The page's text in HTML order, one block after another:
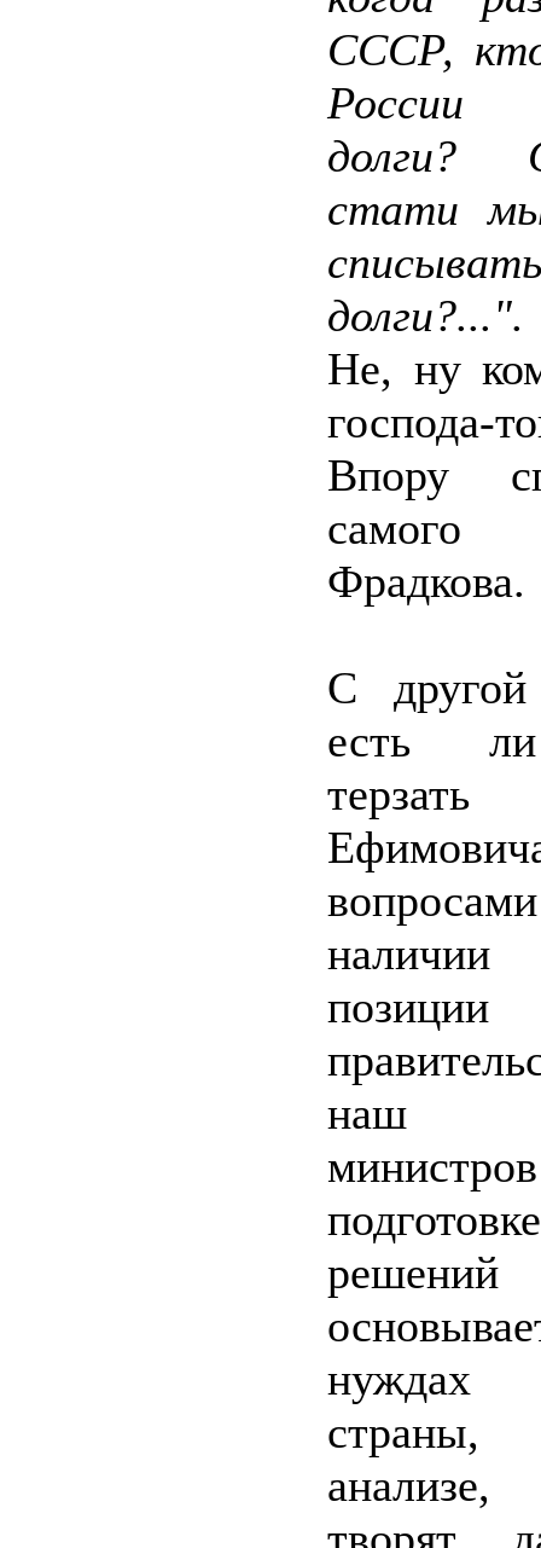
СССР,
России
долги?
стати
списывать
долги?...".
Не, ну
господа-
Впору
самого
Фрадкова.
С
есть
терзать
позиции
наш
решений
нуждах
творят